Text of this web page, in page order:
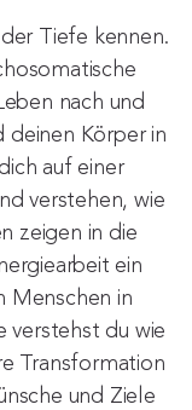
Tiefe kennen.
nach und
deinen Körper in
auf einer
verstehen, wie
zeigen in die
ein
Menschen in
verstehst du wie
Transformation
und Ziele